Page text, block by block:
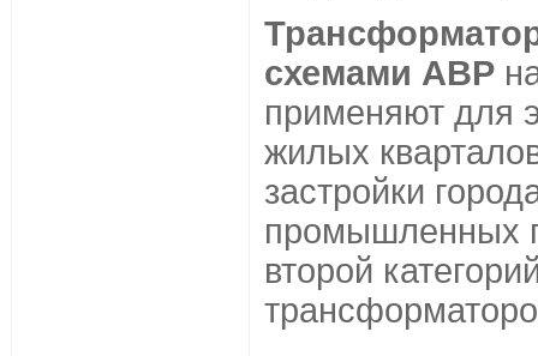
схемами АВР
применяют для
жилых
застройки
промышленных
второй